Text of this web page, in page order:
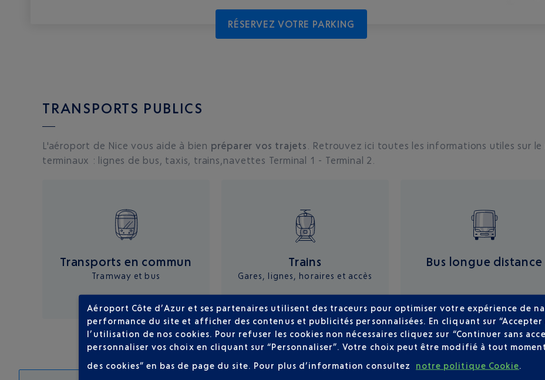
RÉSERVEZ VOTRE PARKING
TRANSPORTS PUBLICS
L'aéroport de Nice vous aide à bien préparer vos trajets . Retrouvez ici toutes les informations utiles sur le
terminaux : lignes de bus, taxis, trains, navettes Terminal 1 - Terminal 2.
Transports en commun
Tramway et bus
Trains
Gares, lignes, horaires et accès
Bus longue distance
Aéroport Côte d’Azur et ses partenaires utilisent des traceurs pour optimiser votre expérience de
performance du site et afficher des contenus et publicités personnalisées. En cliquant sur
l’utilisation de nos cookies. Pour refuser les cookies non nécessaires cliquez sur “Continuer sans
personnaliser vos choix en cliquant sur “Personnaliser”. Votre choix peut être modifié à tout
des cookies” en bas de page du site. Pour plus d’information consultez notre politique Cookie.